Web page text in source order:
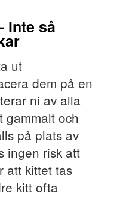
Inte så
ut
dem på en
ni av alla
gammalt och
på plats av
ingen risk att
att kittet tas
kitt ofta